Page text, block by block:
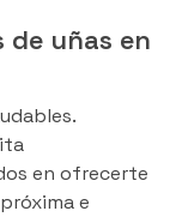
de uñas en
en ofrecerte
e